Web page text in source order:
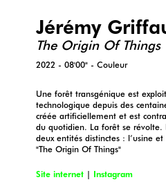
Jérémy
The Origin Of Things
2022 - 08'00" - Couleur
Une forêt transgénique est
technologique depuis des
créée artificiellement et est
du quotidien. La forêt se révolte.
deux entités distinctes : l’usine
"The Origin Of Things"
Site internet | Instagram